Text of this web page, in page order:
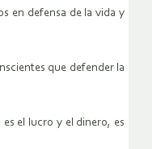
en defensa de la vida y
que defender la
el lucro y el dinero, es